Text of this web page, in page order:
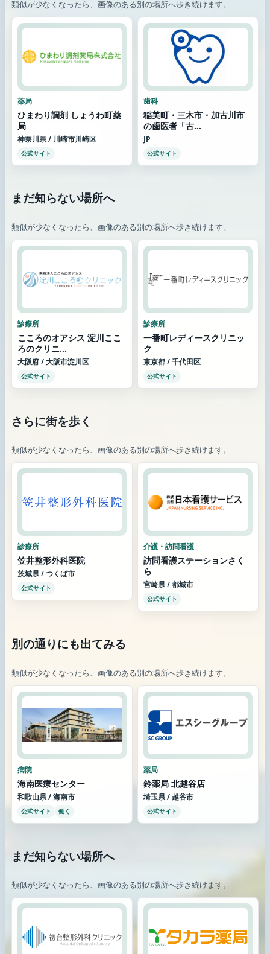
類似が少なくなったら、画像のある別の場所へ歩き続けます。
薬局
ひまわり調剤 しょうわ町薬
局
神奈川県 / 川崎市川崎区
公式サイト
歯科
稲美町・三木市・加古川市
の歯医者「古...
JP
公式サイト
まだ知らない場所へ
類似が少なくなったら、画像のある別の場所へ歩き続けます。
診療所
こころのオアシス 淀川ここ
ろのクリニ...
大阪府 / 大阪市淀川区
公式サイト
診療所
一番町レディースクリニッ
ク
東京都 / 千代田区
公式サイト
さらに街を歩く
類似が少なくなったら、画像のある別の場所へ歩き続けます。
診療所
笠井整形外科医院
茨城県 / つくば市
公式サイト
介護・訪問看護
訪問看護ステーションさく
ら
宮崎県 / 都城市
公式サイト
別の通りにも出てみる
類似が少なくなったら、画像のある別の場所へ歩き続けます。
病院
海南医療センター
和歌山県 / 海南市
公式サイト 働く
薬局
鈴薬局 北越谷店
埼玉県 / 越谷市
公式サイト
まだ知らない場所へ
類似が少なくなったら、画像のある別の場所へ歩き続けます。